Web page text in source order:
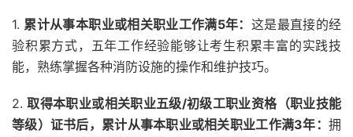
1. 累计从事本职业或相关职业工作满5年： 这是最直接的经
验积累方式，五年工作经验能够让考生积累丰富的实践技
能，熟练掌握各种消防设施的操作和维护技巧。
2.取得本职业或相关职业五级/初级工职业资格（职业技能
等级）证书后，累计从事本职业或相关职业工作满3年： 拥